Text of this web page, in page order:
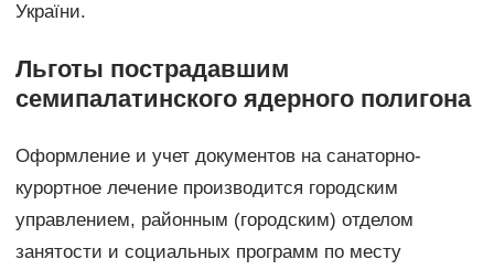
України.
Льготы пострадавшим
семипалатинского ядерного полигона
Оформление и учет документов на санаторно-
курортное лечение производится городским
управлением, районным (городским) отделом
занятости и социальных программ по месту